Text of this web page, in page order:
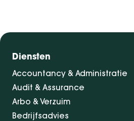
Diensten
Accountancy & Administratie
Audit & Assurance
Arbo & Verzuim
Bedrijfsadvies